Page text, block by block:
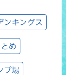
ンキングス
め
プ場